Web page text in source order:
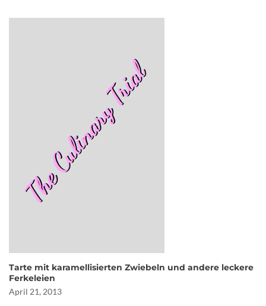
Tarte mit karamellisierten Zwiebeln und andere leckere
Ferkeleien
April 21, 2013